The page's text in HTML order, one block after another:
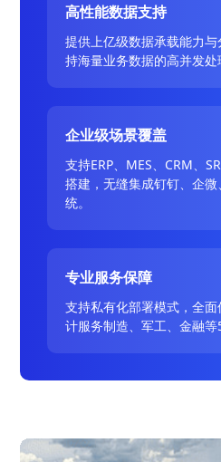
高性能数据支持
提供上亿级数据承载能力
持海量业务数据的高并发处
企业级场景覆盖
支持ERP、MES、CRM、
搭建，无缝集成钉钉、企
统。
专业服务保障
支持私有化部署模式，全
计服务制造、军工、金融等